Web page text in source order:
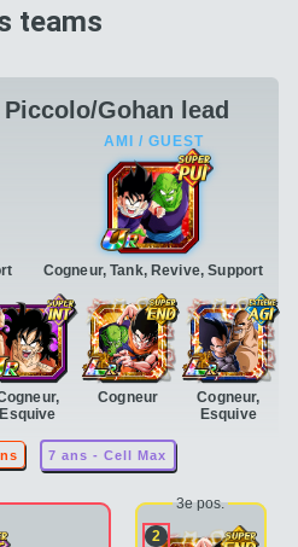
teams
Gohan lead
Esquive
Cogneur
Cogneur,
Esquive
Cogneur, Tank, Revive, Support
7 ans - Cell Max
3e pos.
2